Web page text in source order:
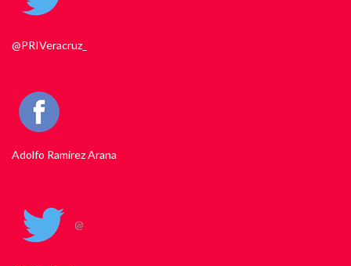
@PRIVeracruz_
Adolfo Ramirez Arana
@